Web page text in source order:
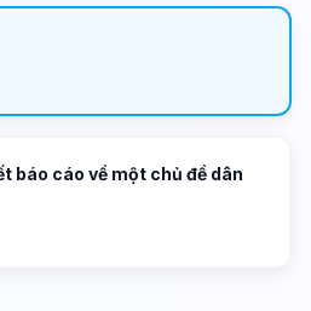
báo cáo về một chủ đề dân